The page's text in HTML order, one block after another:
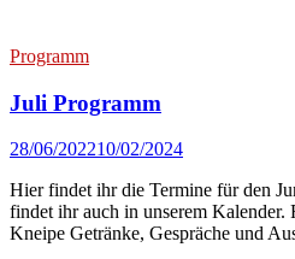
Programm
Juli Programm
28/06/202210/02/2024
Hier findet ihr die Termine für den
findet ihr auch in unserem Kalender.
Kneipe Getränke, Gespräche und